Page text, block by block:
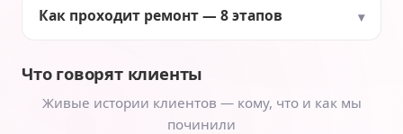
Как проходит ремонт — 8 этапов
Что говорят клиенты
Живые истории клиентов — кому, что и как мы
починили